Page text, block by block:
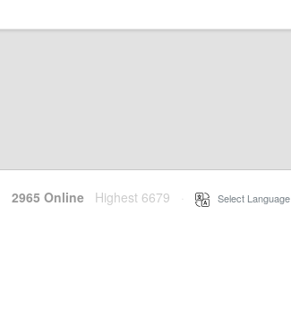
2965 Online Highest 6679 Select Language